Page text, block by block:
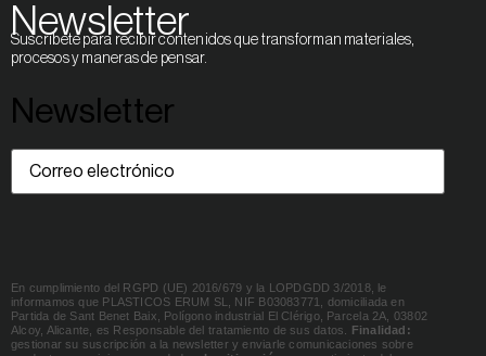
Newsletter
Suscríbete para recibir contenidos que transforman materiales,
procesos y maneras de pensar.
Newsletter
Correo
electrónico(Obligatorio)
En cumplimiento del RGPD (UE) 2016/679 y la LOPDGDD 3/2018, le
informamos que PLASTICOS ERUM SL, NIF B03083771, domiciliada en
Partida de Sant Benet Baix, Polígono industrial El Clérigo, Parcela 2A, 03802
Alcoy, Alicante, es Responsable del tratamiento de sus datos.
Finalidad:
gestionar su suscripción a la newsletter y enviarle comunicaciones sobre